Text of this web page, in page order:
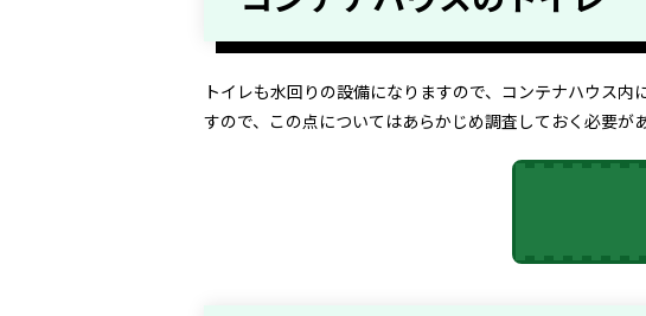
トイレも水回りの設備になりますので、コンテナハウス
すので、この点についてはあらかじめ調査しておく必要が